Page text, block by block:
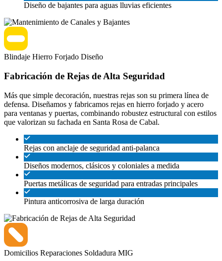
Diseño de bajantes para aguas lluvias eficientes
Blindaje Hierro Forjado Diseño
Fabricación de Rejas de Alta Seguridad
Más que simple decoración, nuestras rejas son su primera línea de
defensa. Diseñamos y fabricamos rejas en hierro forjado y acero
para ventanas y puertas, combinando robustez estructural con estilos
que valorizan su fachada en Santa Rosa de Cabal.
Rejas con anclaje de seguridad anti-palanca
Diseños modernos, clásicos y coloniales a medida
Puertas metálicas de seguridad para entradas principales
Pintura anticorrosiva de larga duración
Domicilios Reparaciones Soldadura MIG